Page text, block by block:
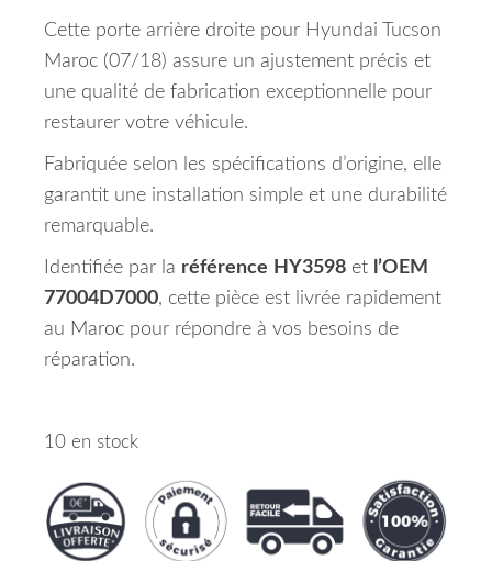
Cette porte arrière droite pour Hyundai Tucson
Maroc (07/18) assure un ajustement précis et
une qualité de fabrication exceptionnelle pour
restaurer votre véhicule.
Fabriquée selon les spécifications d’origine, elle
garantit une installation simple et une durabilité
remarquable.
Identifiée par la référence HY3598 et l’OEM
77004D7000, cette pièce est livrée rapidement
au Maroc pour répondre à vos besoins de
réparation.
10 en stock